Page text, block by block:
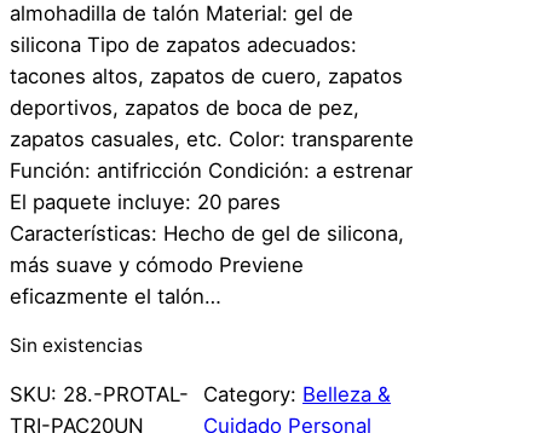
almohadilla de talón Material: gel de
silicona Tipo de zapatos adecuados:
tacones altos, zapatos de cuero, zapatos
deportivos, zapatos de boca de pez,
zapatos casuales, etc. Color: transparente
Función: antifricción Condición: a estrenar
El paquete incluye: 20 pares
Características: Hecho de gel de silicona,
más suave y cómodo Previene
eficazmente el talón…
Sin existencias
SKU: 28.-PROTAL-
TRI-PAC20UN
Category: Belleza &
Cuidado Personal